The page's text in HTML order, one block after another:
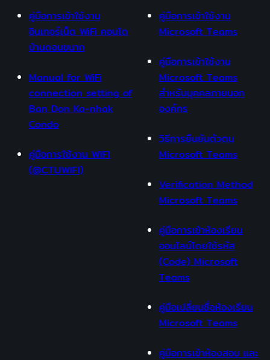
คู่มือการเข้าใช้งาน
อินเทอร์เน็ต WiFi คอนโด
บ้านดอนขนาก
Manual for WiFi
connection setting of
Ban Don Ka-nhak
Condo
คู่มือการใช้งาน WIFI
(@CTUWIFI)
คู่มือการเข้าใช้งาน
Microsoft Teams
คู่มือการเข้าใช้งาน
Microsoft Teams
สำหรับบุคคลภายนอก
องค์กร
วิธีการยืนยันตัวตน
Microsoft Teams
Verification Method
Microsoft Teams
คู่มือการเข้าห้องเรียน
ออนไลน์โดยใช้รหัส
(Code) Microsoft
Teams
คู่มือเปลี่ยนชื่อห้องเรียน
Microsoft Teams
คู่มือการเข้าห้องสอบ และ